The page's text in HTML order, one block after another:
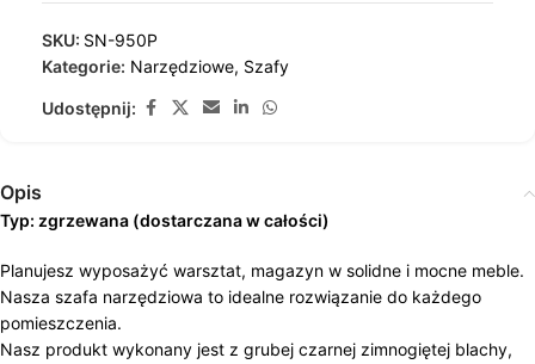
SKU: SN-950P
Kategorie: Narzędziowe, Szafy
Udostępnij:
Opis
Typ: zgrzewana (dostarczana w całości)
Planujesz wyposażyć warsztat, magazyn w solidne i mocne meble.
Nasza szafa narzędziowa to idealne rozwiązanie do każdego
pomieszczenia.
Nasz produkt wykonany jest z grubej czarnej zimnogiętej blachy,